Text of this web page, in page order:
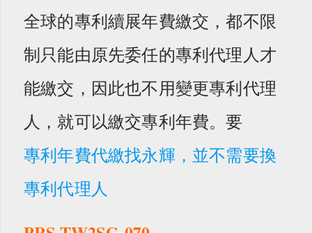
全球的專利續展年費繳交，都不限
制只能由原先委任的專利代理人才
能繳交，因此也不用變更專利代理
人，就可以繳交專利年費。要
專利年費代繳找永輝，並不需要換
專利代理人